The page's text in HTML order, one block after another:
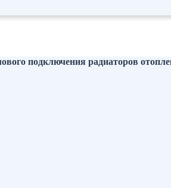
подключения радиаторов